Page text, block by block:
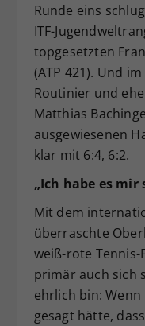
Runde eins
ITF-
topgesetzten
(ATP 421). Und
Routinier und
Matthias
ausgewiesenen
klar mit 6:4, 6:2.
„Ich habe es
Mit dem
überraschte
weiß-rote
primär auch sich
ehrlich bin:
gesagt hätte,